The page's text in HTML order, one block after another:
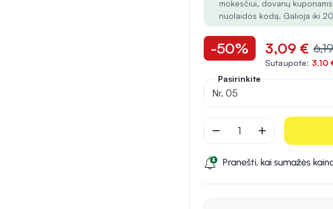
mokesčiui, dovanų
nuolaidos kodą. Galioja iki
-50% 3,09 €
Sutaupote: 3,10
Pasirinkite
Nr. 05
remove add
Pranešti, kai sumažės